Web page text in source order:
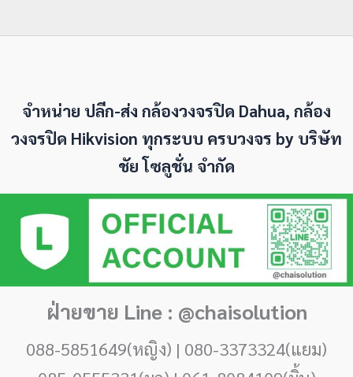
จำหน่าย ปลีก-ส่ง กล้องวงจรปิด Dahua, กล้อง
วงจรปิด Hikvision ทุกระบบ ครบวงจร by บริษัท
ชัย โซลูชั่น จำกัด
ฝ่ายขาย Line : @chaisolution
088-5851649(หญิง) | 080-3373324(แยม)